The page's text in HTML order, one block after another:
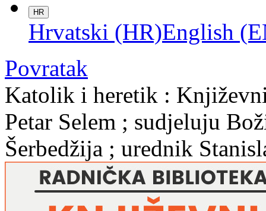
HR
Hrvatski (HR)English
Povratak
Katolik i heretik :
Petar Selem ; sudjeluju
Šerbedžija ; urednik